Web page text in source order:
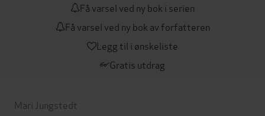
Få varsel ved ny bok i serien
Få varsel ved ny bok av forfatteren
Legg til i ønskeliste
Gratis utdrag
Mari Jungstedt